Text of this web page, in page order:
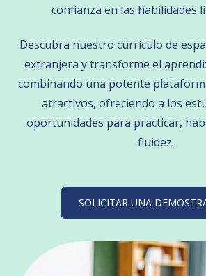
confianza en las habilidades
Descubra nuestro currículo de
extranjera y transforme el
combinando una potente
atractivos, ofreciendo a los
oportunidades para practicar,
fluidez.
SOLICITAR UNA